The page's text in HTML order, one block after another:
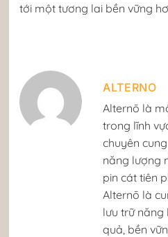
tới một tương lai bền vững
ALTERNO
​Alternō là
trong lĩnh
chuyên
năng lượng
pin cát tiên
Alternō là
lưu trữ năng
quả, bền